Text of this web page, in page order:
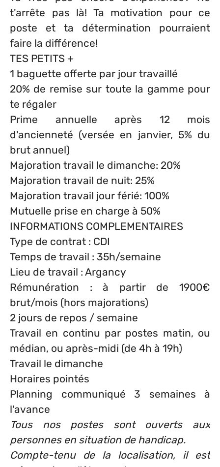
t'arrête pas là! Ta motivation pour ce
poste et ta détermination pourraient
faire la différence!
TES PETITS +
1 baguette offerte par jour travaillé
20% de remise sur toute la gamme pour
te régaler
Prime annuelle après 12 mois
d'ancienneté (versée en janvier, 5% du
brut annuel)
Majoration travail le dimanche: 20%
Majoration travail de nuit: 25%
Majoration travail jour férié: 100%
Mutuelle prise en charge à 50%
INFORMATIONS COMPLEMENTAIRES
Type de contrat : CDI
Temps de travail : 35h/semaine
Lieu de travail : Argancy
Rémunération : à partir de 1900€
brut/mois (hors majorations)
2 jours de repos / semaine
Travail en continu par postes matin, ou
médian, ou après-midi (de 4h à 19h)
Travail le dimanche
Horaires pointés
Planning communiqué 3 semaines à
l'avance
Tous nos postes sont ouverts aux
personnes en situation de handicap.
Compte-tenu de la localisation, il est